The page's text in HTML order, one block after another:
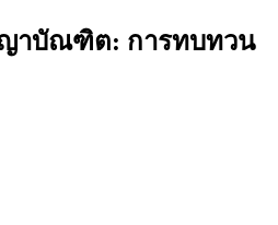
ญาบัณฑิต: การทบทวน